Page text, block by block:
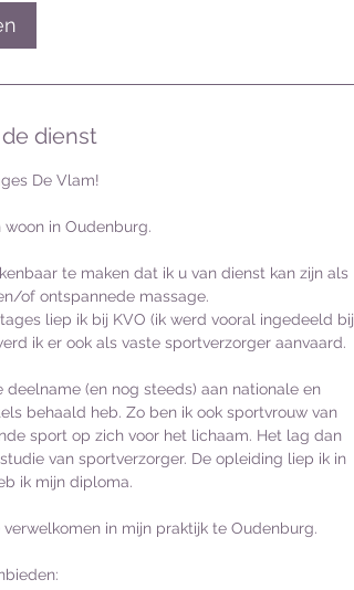
dienst
De Vlam!
woon in Oudenburg.
te maken dat ik u van dienst kan zijn als
of ontspannede massage.
liep ik bij KVO (ik werd vooral ingedeeld bij
ik er ook als vaste sportverzorger aanvaard.
(en nog steeds) aan nationale en
behaald heb. Zo ben ik ook sportvrouw van
sport op zich voor het lichaam. Het lag dan
van sportverzorger. De opleiding liep ik in
ik mijn diploma.
in mijn praktijk te Oudenburg.